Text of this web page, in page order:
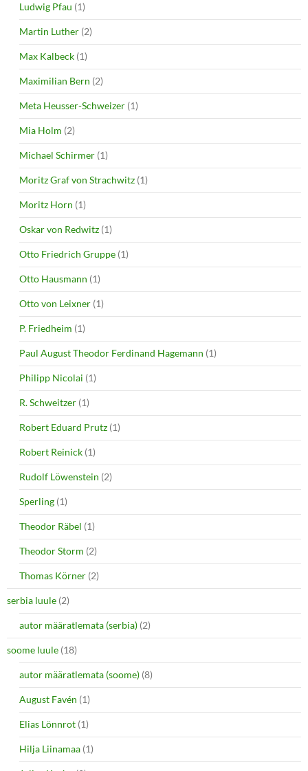
Ludwig Pfau (1)
Martin Luther (2)
Max Kalbeck (1)
Maximilian Bern (2)
Meta Heusser-Schweizer (1)
Mia Holm (2)
Michael Schirmer (1)
Moritz Graf von Strachwitz (1)
Moritz Horn (1)
Oskar von Redwitz (1)
Otto Friedrich Gruppe (1)
Otto Hausmann (1)
Otto von Leixner (1)
P. Friedheim (1)
Paul August Theodor Ferdinand Hagemann (1)
Philipp Nicolai (1)
R. Schweitzer (1)
Robert Eduard Prutz (1)
Robert Reinick (1)
Rudolf Löwenstein (2)
Sperling (1)
Theodor Räbel (1)
Theodor Storm (2)
Thomas Körner (2)
serbia luule (2)
autor määratlemata (serbia) (2)
soome luule (18)
autor määratlemata (soome) (8)
August Favén (1)
Elias Lönnrot (1)
Hilja Liinamaa (1)